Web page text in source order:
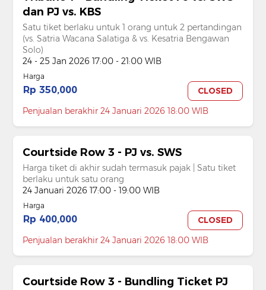
dan PJ vs. KBS
Satu tiket berlaku untuk 1 orang untuk 2 pertandingan
(vs. Satria Wacana Salatiga & vs. Kesatria Bengawan
Solo)
24 - 25 Jan 2026 17:00 - 21:00 WIB
Harga
Rp 350,000
CLOSED
Penjualan berakhir 24 Januari 2026 18:00 WIB
Courtside Row 3 - PJ vs. SWS
Harga tiket di akhir sudah termasuk pajak | Satu tiket
berlaku untuk satu orang
24 Januari 2026 17:00 - 19:00 WIB
Harga
Rp 400,000
CLOSED
Penjualan berakhir 24 Januari 2026 18:00 WIB
Courtside Row 3 - Bundling Ticket PJ